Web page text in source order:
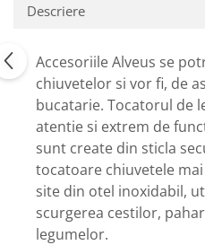
Descriere
Accesoriile Alveus se
chiuvetelor si vor fi, de
bucatarie. Tocatorul de
atentie si extrem de
sunt create din sticla
tocatoare chiuvetele
site din otel inoxidabil,
scurgerea cestilor,
legumelor.